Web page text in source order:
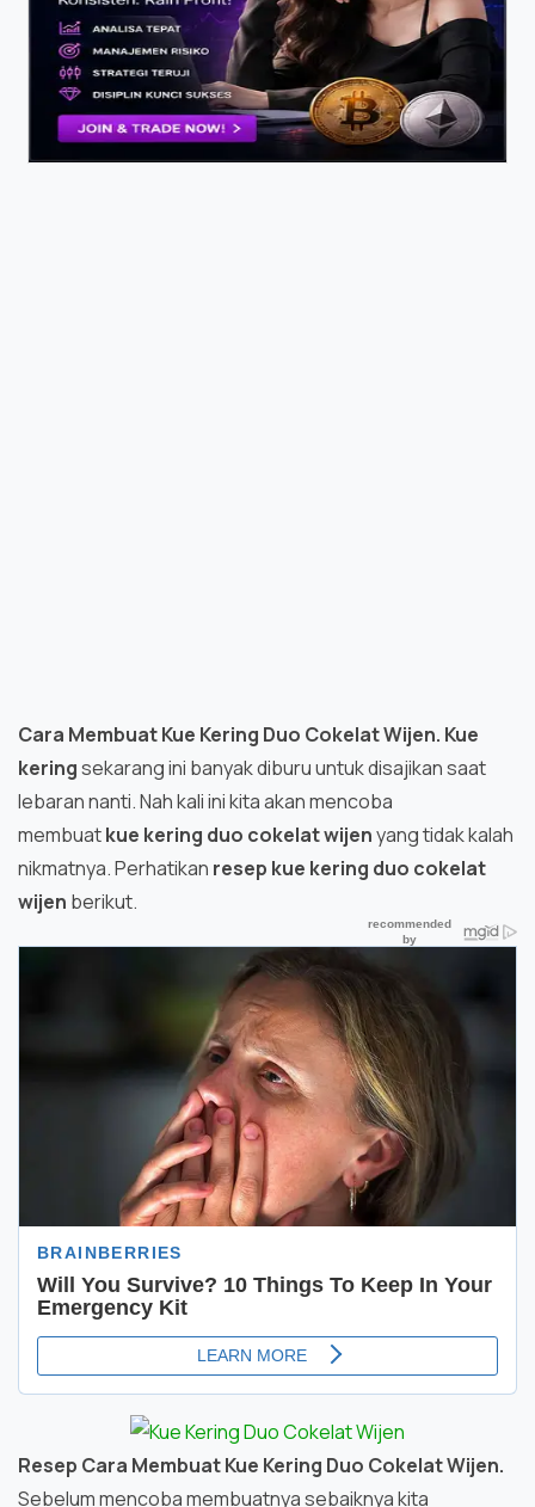
Cara Membuat Kue Kering Duo Cokelat Wijen. Kue
keringsekarang ini banyak diburu untuk disajikan saat
lebaran nanti. Nah kali ini kita akan mencoba
membuatkue kering duo cokelat wijenyang tidak kalah
nikmatnya. Perhatikan resep kue kering duo cokelat
wijen berikut.
Resep Cara Membuat Kue Kering Duo Cokelat Wijen.
Sebelum mencoba membuatnya sebaiknya kita